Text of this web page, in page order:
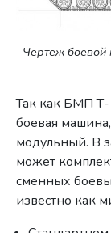
Чертеж
Так как БМП Т-
боевая
модульный. В
может
сменных
известно как